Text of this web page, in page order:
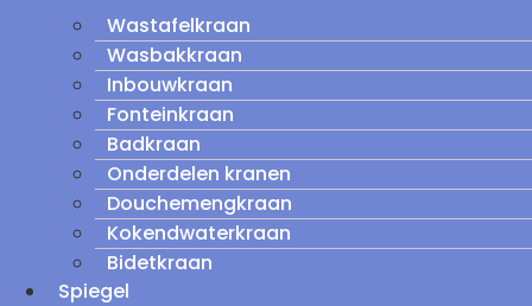
Wastafelkraan
Wasbakkraan
Inbouwkraan
Fonteinkraan
Badkraan
Onderdelen kranen
Douchemengkraan
Kokendwaterkraan
Bidetkraan
Spiegel